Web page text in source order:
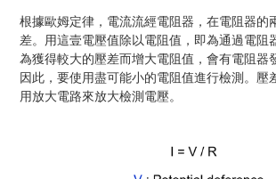
根據歐姆定律，電流流經電阻器，在電阻器的
差。用這壹電壓值除以電阻值，即為通過電阻
為獲得較大的壓差而增大電阻值，會有電阻器
因此，要使用盡可能小的電阻值進行檢測。壓
用放大電路來放大檢測電壓。